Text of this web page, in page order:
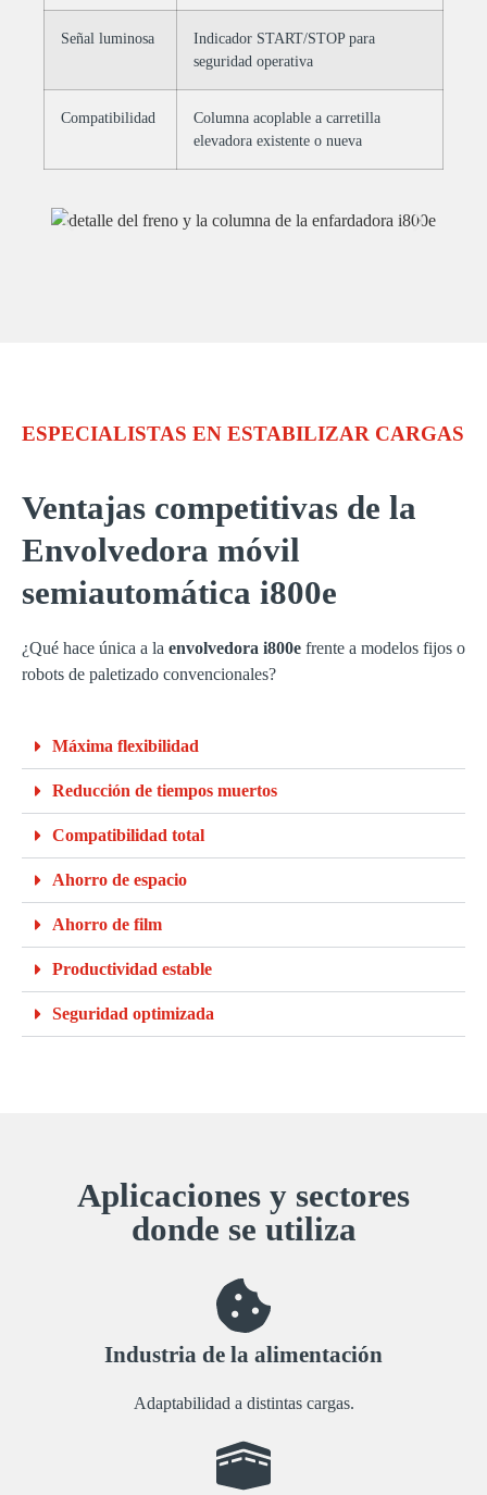
Señal luminosa
Indicador START/STOP para
seguridad operativa
Compatibilidad
Columna acoplable a carretilla
elevadora existente o nueva
ESPECIALISTAS EN ESTABILIZAR CARGAS
Ventajas competitivas de la
Envolvedora móvil
semiautomática i800e
¿Qué hace única a la envolvedora i800e frente a modelos fijos o
robots de paletizado convencionales?
Máxima flexibilidad
Reducción de tiempos muertos
Compatibilidad total
Ahorro de espacio
Ahorro de film
Productividad estable
Seguridad optimizada
Aplicaciones y sectores
donde se utiliza
Industria de la alimentación
Adaptabilidad a distintas cargas.